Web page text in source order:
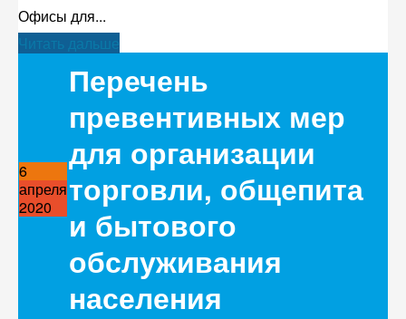
Офисы для...
Читать дальше
6
апреля
2020
Перечень
превентивных мер
для организации
торговли, общепита
и бытового
обслуживания
населения